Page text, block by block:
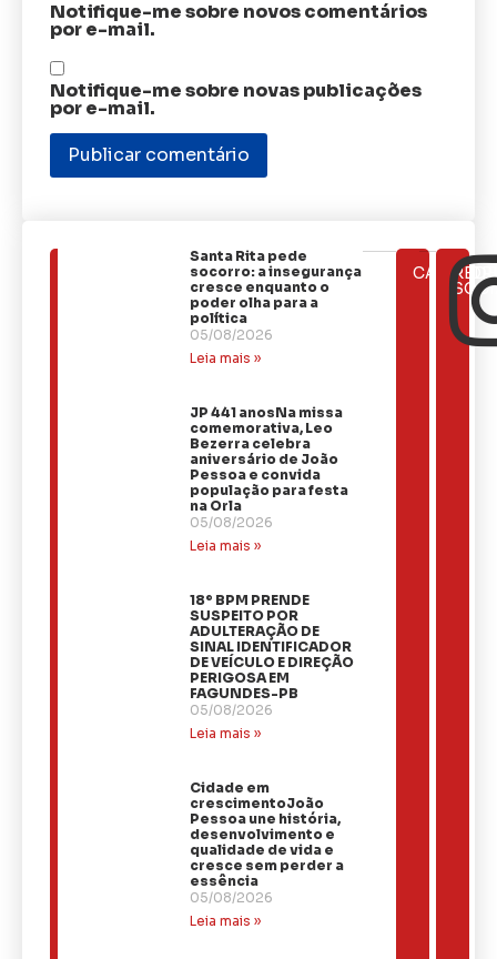
Notifique-me sobre novos comentários
por e-mail.
Notifique-me sobre novas publicações
por e-mail.
Santa Rita pede
socorro: a insegurança
cresce enquanto o
poder olha para a
política
05/08/2026
Leia mais »
JP 441 anosNa missa
comemorativa, Leo
Bezerra celebra
aniversário de João
Pessoa e convida
população para festa
na Orla
05/08/2026
Leia mais »
18º BPM PRENDE
SUSPEITO POR
ADULTERAÇÃO DE
SINAL IDENTIFICADOR
DE VEÍCULO E DIREÇÃO
PERIGOSA EM
FAGUNDES-PB
05/08/2026
Leia mais »
Cidade em
crescimentoJoão
Pessoa une história,
desenvolvimento e
qualidade de vida e
cresce sem perder a
essência
05/08/2026
Leia mais »